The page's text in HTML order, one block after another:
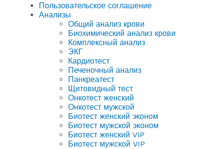
Пользовательское соглашение
Анализы
Общий анализ крови
Биохимический анализ крови
Комплексный анализ
ЭКГ
Кардиотест
Печеночный анализ
Панкреатест
Щитовидный тест
Онкотест женский
Онкотест мужской
Биотест женский эконом
Биотест мужской эконом
Биотест женский VIP
Биотест мужской VIP